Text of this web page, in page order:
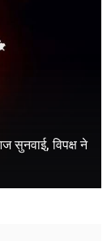
सुनवाई, विपक्ष ने